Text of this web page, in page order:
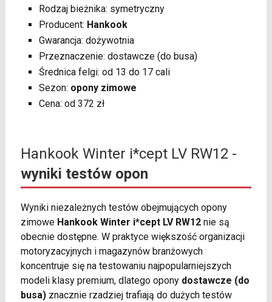
Rodzaj bieżnika: symetryczny
Producent: Hankook
Gwarancja: dożywotnia
Przeznaczenie: dostawcze (do busa)
Średnica felgi: od 13 do 17 cali
Sezon: opony zimowe
Cena: od 372 zł
Hankook Winter i*cept LV RW12 -
wyniki testów opon
Wyniki niezależnych testów obejmujących opony
zimowe Hankook Winter i*cept LV RW12nie są
obecnie dostępne. W praktyce większość organizacji
motoryzacyjnych i magazynów branżowych
koncentruje się na testowaniu najpopularniejszych
modeli klasy premium, dlatego opony dostawcze (do
busa)znacznie rzadziej trafiają do dużych testów